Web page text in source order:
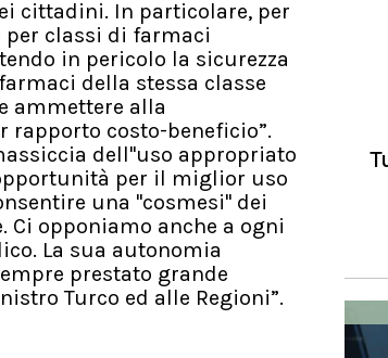
cittadini. In particolare, per
classi di farmaci
in pericolo la sicurezza
della stessa classe
ammettere alla
costo-beneficio”.
dell''uso appropriato
per il miglior uso
una ''cosmesi'' dei
opponiamo anche a ogni
La sua autonomia
prestato grande
Turco ed alle Regioni”.